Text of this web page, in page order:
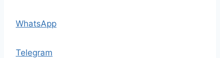
WhatsApp
Telegram